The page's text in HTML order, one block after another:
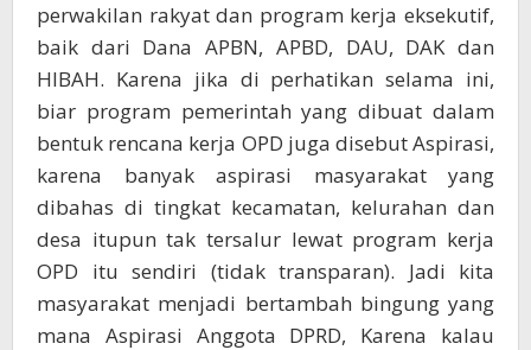
perwakilan rakyat dan program kerja eksekutif,
baik dari Dana APBN, APBD, DAU, DAK dan
HIBAH. Karena jika di perhatikan selama ini,
biar program pemerintah yang dibuat dalam
bentuk rencana kerja OPD juga disebut Aspirasi,
karena banyak aspirasi masyarakat yang
dibahas di tingkat kecamatan, kelurahan dan
desa itupun tak tersalur lewat program kerja
OPD itu sendiri (tidak transparan). Jadi kita
masyarakat menjadi bertambah bingung yang
mana Aspirasi Anggota DPRD, Karena kalau